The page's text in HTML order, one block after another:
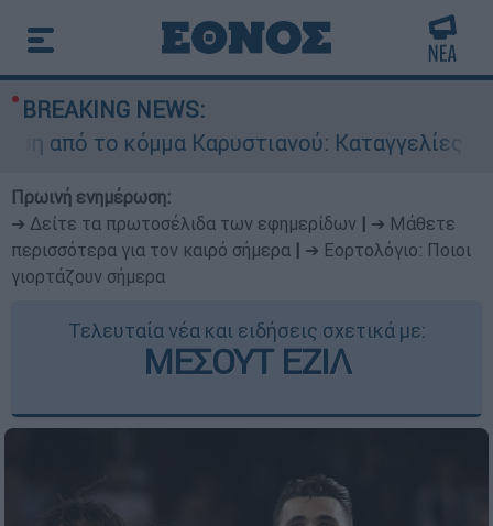
BREAKING NEWS:
Καρυστιανού: Καταγγελίες
Πρωινή ενημέρωση:
➔ Δείτε τα πρωτοσέλιδα των εφημερίδων
➔ Μάθετε
περισσότερα για τον καιρό σήμερα
➔ Εορτολόγιο: Ποιοι
γιορτάζουν σήμερα
Τελευταία νέα και ειδήσεις σχετικά με:
ΜΕΣΟΥΤ ΕΖΙΛ